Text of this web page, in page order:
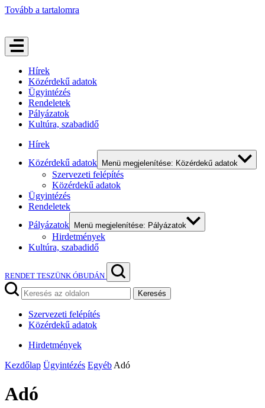
Tovább a tartalomra
Hírek
Közérdekű adatok
Ügyintézés
Rendeletek
Pályázatok
Kultúra, szabadidő
Hírek
Közérdekű adatok
Menü megjelenítése: Közérdekű adatok
Szervezeti felépítés
Közérdekű adatok
Ügyintézés
Rendeletek
Pályázatok
Menü megjelenítése: Pályázatok
Hirdetmények
Kultúra, szabadidő
RENDET TESZÜNK ÓBUDÁN
Keresés
Szervezeti felépítés
Közérdekű adatok
Hirdetmények
Kezdőlap Ügyintézés Egyéb Adó
Adó